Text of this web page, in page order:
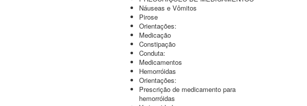
Náuseas e Vômitos
Pirose
Orientações:
Medicação
Constipação
Conduta:
Medicamentos
Hemorróidas
Orientações:
Prescrição de medicamento para
hemorróidas